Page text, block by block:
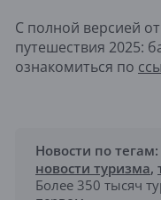
С полной версией
путешествия 2025:
ознакомиться по
Новости по тегам:
новости туризма,
Более 350 тысяч